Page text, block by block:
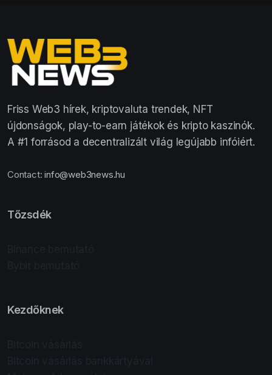
Friss Web3 hírek, kriptovaluta trendek, NFT
újdonságok, play-to-earn játékok és kripto kaszinók.
A #1 forrásod a decentralizált világ legújabb infóiért.
Contact:info@web3news.hu
Tőzsdék
Kezdőknek